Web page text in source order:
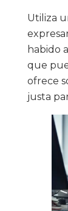
Utiliza
habido
que
ofrece
justa